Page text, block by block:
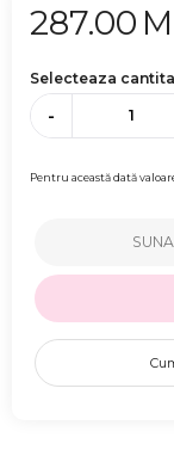
287.00
Selecteaza
-
Pentru această dată